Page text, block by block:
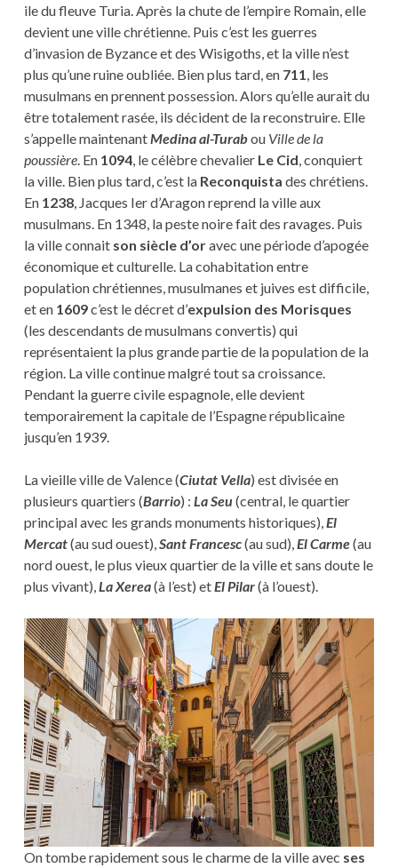
ile du fleuve Turia. Après la chute de l’empire Romain, elle
devient une ville chrétienne. Puis c’est les guerres
d’invasion de Byzance et des Wisigoths, et la ville n’est
plus qu’une ruine oubliée. Bien plus tard, en 711, les
musulmans en prennent possession. Alors qu’elle aurait du
être totalement rasée, ils décident de la reconstruire. Elle
s’appelle maintenantMedina al-Turabou Ville de la
poussière. En 1094, le célèbre chevalier Le Cid, conquiert
la ville. Bien plus tard, c’est la Reconquista des chrétiens.
En 1238, Jacques Ier d’Aragon reprend la ville aux
musulmans. En 1348, la peste noire fait des ravages. Puis
la ville connait son siècle d’oravec une période d’apogée
économique et culturelle. La cohabitation entre
population chrétiennes, musulmanes et juives est difficile,
et en 1609c’est le décret d’expulsion des Morisques
(les descendants de musulmans convertis) qui
représentaient la plus grande partie de la population de la
région. La ville continue malgré tout sa croissance.
Pendant la guerre civile espagnole, elle devient
temporairement la capitale de l’Espagne républicaine
jusqu’en 1939.
La vieille ville de Valence (Ciutat Vella) est divisée en
plusieurs quartiers (Barrio) : La Seu(central, le quartier
principal avec les grands monuments historiques),El
Mercat(au sud ouest),Sant Francesc(au sud),El Carme(au
nord ouest, le plus vieux quartier de la ville et sans doute le
plus vivant),La Xerea(à l’est) etEl Pilar(à l’ouest).
On tombe rapidement sous le charme de la ville avec ses